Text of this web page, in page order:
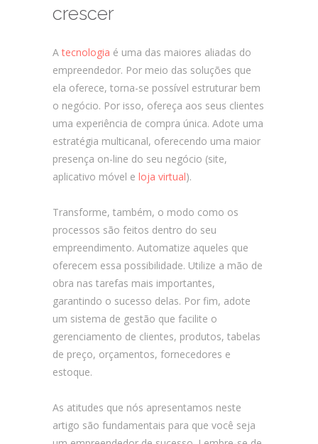
crescer
Atecnologia é uma das maiores aliadas do
empreendedor. Por meio das soluções que
ela oferece, torna-se possível estruturar bem
o negócio. Por isso, ofereça aos seus clientes
uma experiência de compra única. Adote uma
estratégia multicanal, oferecendo uma maior
presença on-line do seu negócio (site,
aplicativo móvel e loja virtual).
Transforme, também, o modo como os
processos são feitos dentro do seu
empreendimento. Automatize aqueles que
oferecem essa possibilidade. Utilize a mão de
obra nas tarefas mais importantes,
garantindo o sucesso delas. Por fim, adote
um sistema de gestão que facilite o
gerenciamento de clientes, produtos, tabelas
de preço, orçamentos, fornecedores e
estoque.
As atitudes que nós apresentamos neste
artigo são fundamentais para que você seja